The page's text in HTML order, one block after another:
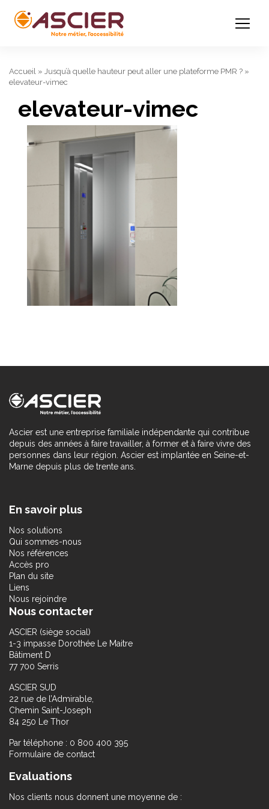
Accueil » Jusqu’à quelle hauteur peut aller une plateforme PMR ? »
elevateur-vimec
elevateur-vimec
Ascier est une entreprise familiale indépendante qui contribue
depuis des années à faire travailler, à former et à faire vivre des
personnes dans leur région. Ascier est implantée en Seine-et-
Marne depuis plus de trente ans.
En savoir plus
Nos solutions
Qui sommes-nous
Nos références
Accès pro
Plan du site
Liens
Nous rejoindre
Nous contacter
ASCIER (siège social)
1-3 impasse Dorothée Le Maitre
Bâtiment D
77 700 Serris
ASCIER SUD
22 rue de l’Admirable,
Chemin Saint-Joseph
84 250 Le Thor
Par téléphone : 0 800 400 395
Formulaire de contact
Evaluations
Nos clients nous donnent une moyenne de :